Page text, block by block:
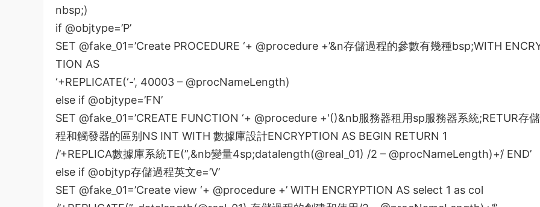
nbsp;)
if @objtype=’P’
SET @fake_01=’Create PROCEDURE ‘+ @procedure +’&n存儲過程的參數有幾種bsp;WITH
TION AS
‘+REPLICATE(‘-‘, 40003 – @procNameLength)
else if @objtype=’FN’
SET @fake_01=’CREATE FUNCTION ‘+ @procedure +'()&nb服務器租用sp服務器系統;RETUR存
程和觸發器的區别 NS INT WITH 數據庫設計ENCRYPTION AS BEGIN RETURN 1
/’+REPLICA數據庫系統TE(”,&nb變量4sp;datalength(@real_01) /2 – @procNameLength)+’/ END’
else if @objtyp存儲過程英文e=’V’
SET @fake_01=’Create view ‘+ @procedure +’ WITH ENCRYPTION AS select 1 as col